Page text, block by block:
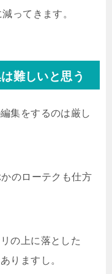
ってきます。
難しいと思う
集をするのは厳し
のローテクも仕方
の上に落とした
りますし。